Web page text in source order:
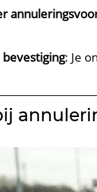
bevestiging: Je